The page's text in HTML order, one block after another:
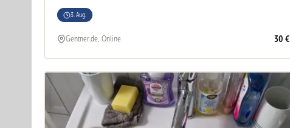
3. Aug.
Gentner.de, Online 30 €